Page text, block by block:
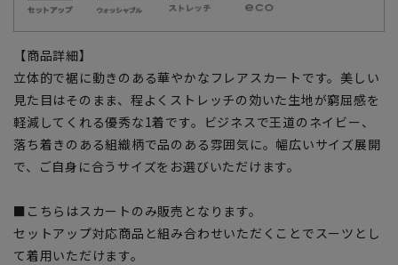
【商品詳細】
立体的で裾に動きのある華やかなフレアスカートです。美しい
見た目はそのまま、程よくストレッチの効いた生地が窮屈感を
軽減してくれる優秀な1着です。ビジネスで王道のネイビー、
落ち着きのある組織柄で品のある雰囲気に。幅広いサイズ展開
で、ご自身に合うサイズをお選びいただけます。
■こちらはスカートのみ販売となります。
セットアップ対応商品と組み合わせいただくことでスーツとし
て着用いただけます。